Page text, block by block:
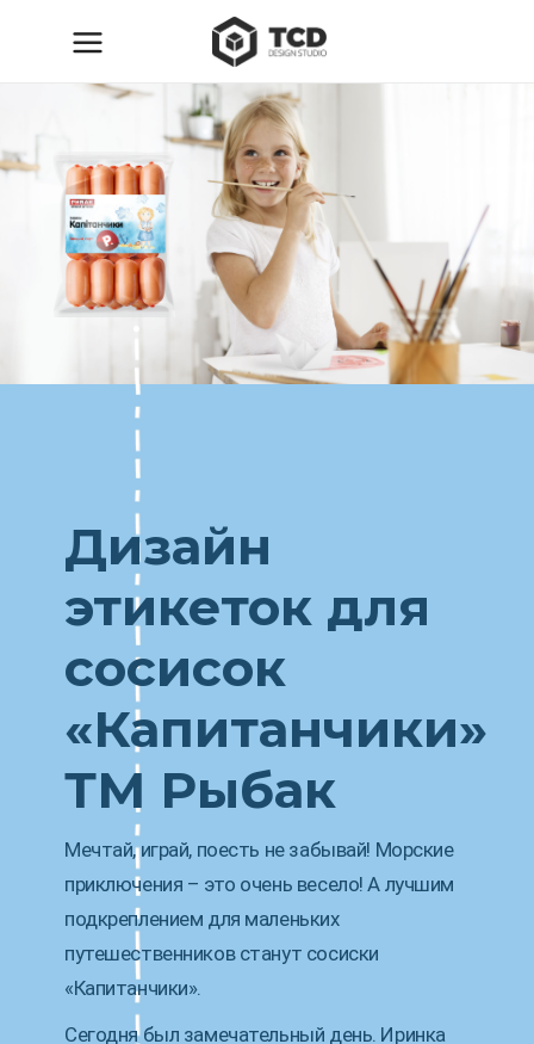
Дизайн
этикеток для
сосисок
«Капитанчики»
ТМ Рыбак
Мечтай, играй, поесть не забывай! Морские
приключения – это очень весело! А лучшим
подкреплением для маленьких
путешественников станут сосиски
«Капитанчики».
Сегодня был замечательный день. Иринка